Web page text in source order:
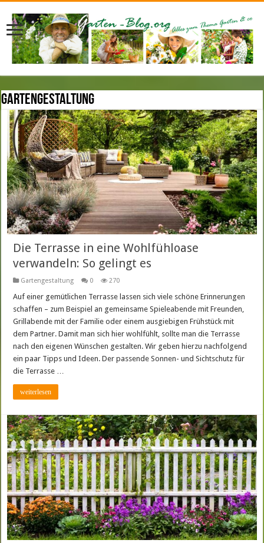
Gartengestaltung
Die Terrasse in eine Wohlfühloase
verwandeln: So gelingt es
Gartengestaltung 0 270
Auf einer gemütlichen Terrasse lassen sich viele schöne Erinnerungen
schaffen – zum Beispiel an gemeinsame Spieleabende mit Freunden,
Grillabende mit der Familie oder einem ausgiebigen Frühstück mit
dem Partner. Damit man sich hier wohlfühlt, sollte man die Terrasse
nach den eigenen Wünschen gestalten. Wir geben hierzu nachfolgend
ein paar Tipps und Ideen. Der passende Sonnen- und Sichtschutz für
die Terrasse …
weiterlesen